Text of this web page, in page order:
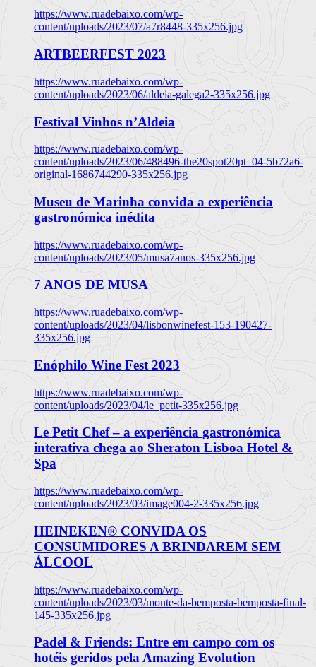
https://www.ruadebaixo.com/wp-
content/uploads/2023/07/a7r8448-335x256.jpg
ARTBEERFEST 2023
https://www.ruadebaixo.com/wp-
content/uploads/2023/06/aldeia-galega2-335x256.jpg
Festival Vinhos n’Aldeia
https://www.ruadebaixo.com/wp-
content/uploads/2023/06/488496-the20spot20pt_04-5b72a6-
original-1686744290-335x256.jpg
Museu de Marinha convida a experiência
gastronómica inédita
https://www.ruadebaixo.com/wp-
content/uploads/2023/05/musa7anos-335x256.jpg
7 ANOS DE MUSA
https://www.ruadebaixo.com/wp-
content/uploads/2023/04/lisbonwinefest-153-190427-
335x256.jpg
Enóphilo Wine Fest 2023
https://www.ruadebaixo.com/wp-
content/uploads/2023/04/le_petit-335x256.jpg
Le Petit Chef – a experiência gastronómica
interativa chega ao Sheraton Lisboa Hotel &
Spa
https://www.ruadebaixo.com/wp-
content/uploads/2023/03/image004-2-335x256.jpg
HEINEKEN® CONVIDA OS
CONSUMIDORES A BRINDAREM SEM
ÁLCOOL
https://www.ruadebaixo.com/wp-
content/uploads/2023/03/monte-da-bemposta-bemposta-final-
145-335x256.jpg
Padel & Friends: Entre em campo com os
hotéis geridos pela Amazing Evolution